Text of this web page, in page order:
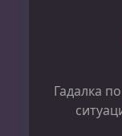
Гадалка